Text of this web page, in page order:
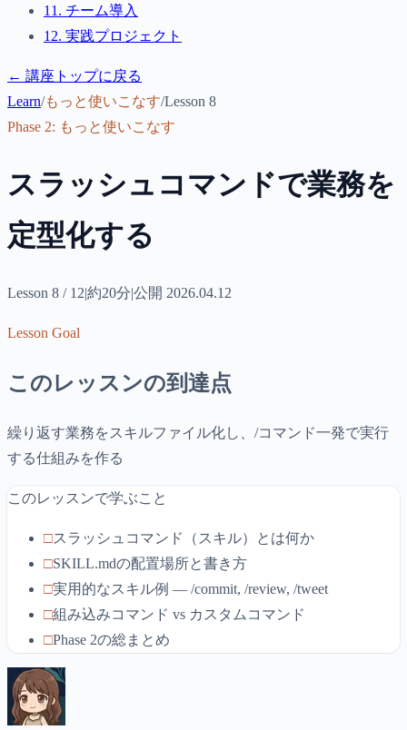
11 . チーム導入
12. 実践プロジェクト
← 講座トップに戻る
Learn/もっと使いこなす/Lesson 8
Phase 2: もっと使いこなす
スラッシュコマンドで業務を
定型化する
Lesson 8 / 12|約20分|公開 2026.04.12
Lesson Goal
このレッスンの到達点
繰り返す業務をスキルファイル化し、/コマンド一発で実行
する仕組みを作る
このレッスンで学ぶこと
□スラッシュコマンド（スキル）とは何か
□SKILL.mdの配置場所と書き方
□実用的なスキル例 — /commit, /review, /tweet
□組み込みコマンド vs カスタムコマンド
□Phase 2の総まとめ